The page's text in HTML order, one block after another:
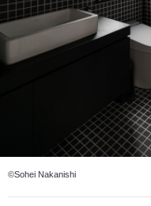
©Sohei Nakanishi